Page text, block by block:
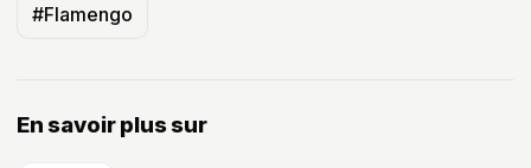
#Flamengo
En savoir plus sur